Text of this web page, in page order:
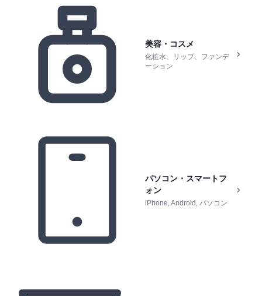
美容・コスメ
化粧水、リップ、ファンデ
ーション
パソコン・スマートフ
ォン
iPhone, Android, パソコン